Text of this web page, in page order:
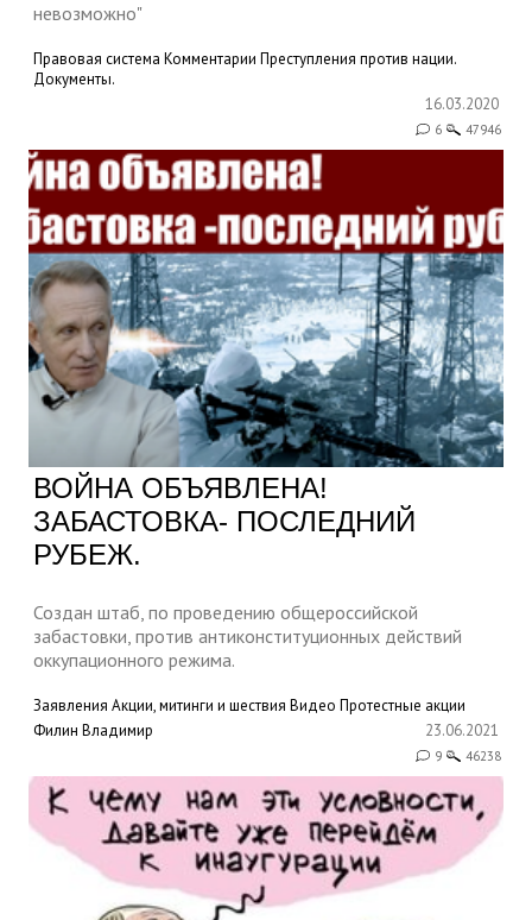
невозможно"
Правовая система Комментарии Преступления против нации.
Документы.
16.03.2020
6 47946
ВОЙНА ОБЪЯВЛЕНА!
ЗАБАСТОВКА- ПОСЛЕДНИЙ
РУБЕЖ.
Создан штаб, по проведению общероссийской
забастовки, против антиконституционных действий
оккупационного режима.
Заявления Акции, митинги и шествия Видео Протестные акции
Филин Владимир
23.06.2021
9 46238